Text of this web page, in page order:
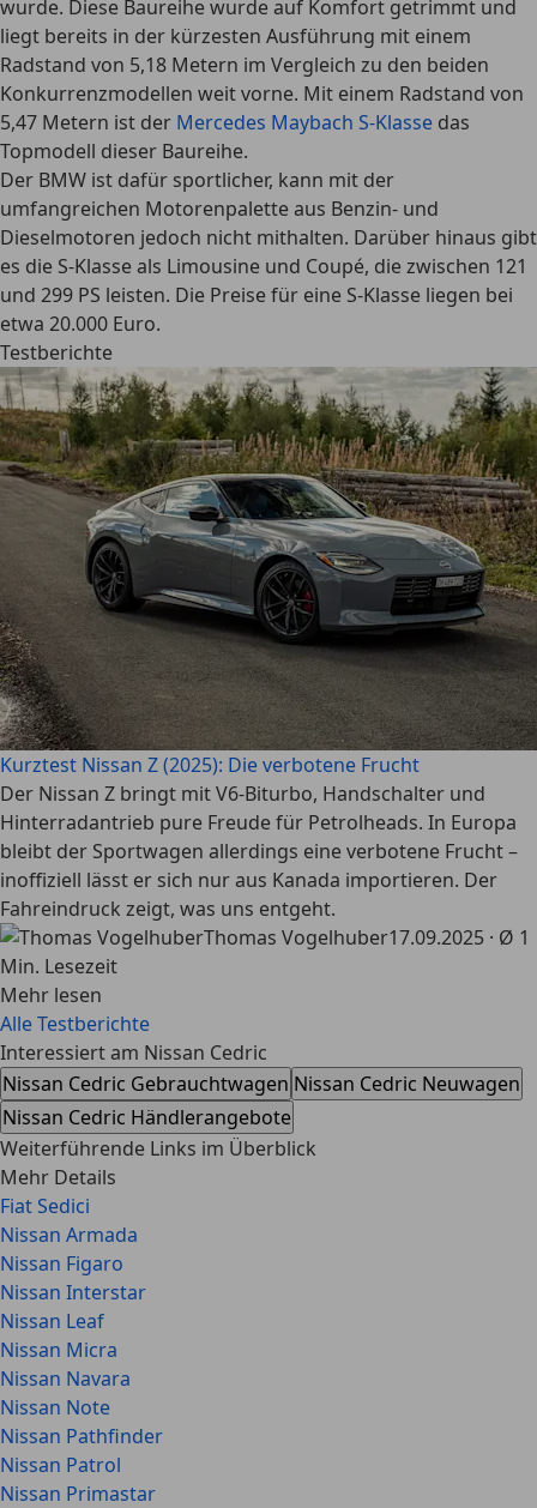
wurde. Diese Baureihe wurde auf Komfort getrimmt und
liegt bereits in der kürzesten Ausführung mit einem
Radstand von 5,18 Metern im Vergleich zu den beiden
Konkurrenzmodellen weit vorne. Mit einem Radstand von
5,47 Metern ist der Mercedes Maybach S-Klasse das
Topmodell dieser Baureihe.
Der BMW ist dafür sportlicher, kann mit der
umfangreichen Motorenpalette aus Benzin- und
Dieselmotoren jedoch nicht mithalten. Darüber hinaus gibt
es die S-Klasseals Limousine und Coupé, die zwischen 121
und 299 PS leisten. Die Preise für eine S-Klasse liegen bei
etwa 20.000 Euro.
Testberichte
Kurztest Nissan Z (2025): Die verbotene Frucht
Der Nissan Z bringt mit V6-Biturbo, Handschalter und
Hinterradantrieb pure Freude für Petrolheads. In Europa
bleibt der Sportwagen allerdings eine verbotene Frucht –
inoffiziell lässt er sich nur aus Kanada importieren. Der
Fahreindruck zeigt, was uns entgeht.
Thomas Vogelhuber17.09.2025 · Ø 1
Min. Lesezeit
Mehr lesen
Alle Testberichte
Interessiert am Nissan Cedric
Nissan Cedric Gebrauchtwagen Nissan Cedric Neuwagen
Nissan Cedric Händlerangebote
Weiterführende Links im Überblick
Mehr Details
Fiat Sedici
Nissan Armada
Nissan Figaro
Nissan Interstar
Nissan Leaf
Nissan Micra
Nissan Navara
Nissan Note
Nissan Pathfinder
Nissan Patrol
Nissan Primastar